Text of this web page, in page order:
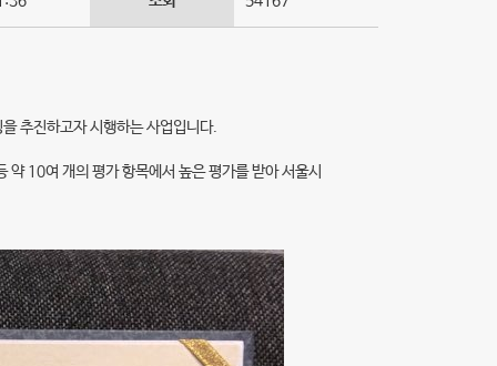
추진하고자 시행하는 사업입니다.
약 10여 개의 평가 항목에서 높은 평가를 받아 서울시